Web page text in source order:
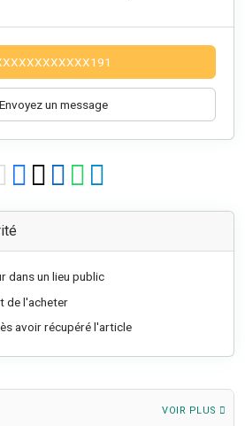
Envoyez un message
dans un lieu public
de l'acheter
avoir récupéré l'article
VOIR PLUS